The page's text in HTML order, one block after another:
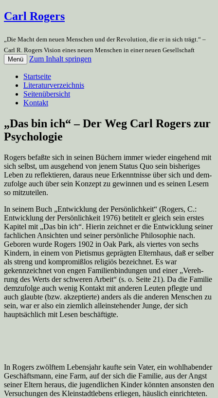
Carl Rogers
„Die Macht dem neuen Menschen und der Revolution, die er in sich trägt.“ –
Carl R. Rogers Vision eines neuen Menschen in einer neuen Gesellschaft
Menü
Zum Inhalt springen
Startseite
Literaturverzeichnis
Seitenübersicht
Kontakt
„Das bin ich“ – Der Weg Carl Rogers zur
Psychologie
Rogers befaßte sich in seinen Büchern immer wieder eingehend mit
sich selbst, um ausgehend von jenem Status Quo sein bisheriges
Leben zu reflektie­ren, daraus neue Erkenntnisse über sich und dem­
zufolge auch über sein Konzept zu gewin­nen und es seinen Lesern
so mitzuteilen.
In seinem Buch „Entwicklung der Persönlichkeit“ (Rogers, C.:
Entwicklung der Persönlichkeit 1976) betitelt er gleich sein erstes
Kapi­tel mit „Das bin ich“. Hierin zeichnet er die Entwicklung seiner
fachlichen Ansich­ten und seiner per­sönliche Philosophie nach.
Geboren wurde Rogers 1902 in Oak Park, als viertes von sechs
Kindern, in einem von Pietis­mus geprägten Elternhaus, daß er selber
als streng und kompromißlos reli­giös bezeichnet. Es war
gekennzeichnet von engen Familienbindungen und einer „Vereh­
rung des Werts der schweren Arbeit“ (s. o. Seite 21). Da die Familie
demzufolge auch we­nig Kontakt mit an­deren Leuten pflegte und
auch glaubte (bzw. akzeptierte) anders als die anderen Men­schen zu
sein, war er also ein ziemlich alleinstehender Junge, der sich
hauptsäch­lich mit Lesen beschäftigte.
In Rogers zwölftem Lebensjahr kaufte sein Vater, ein wohlhabender
Geschäftsmann, eine Farm, auf der sich die Familie, aus der Angst
seiner Eltern heraus, die jugendli­chen Kinder könnten ansonsten den
Versuchungen des Kleinstadtlebens erliegen, häuslich einrichteten.